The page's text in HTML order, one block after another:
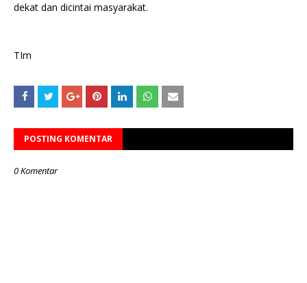
dekat dan dicintai masyarakat.
TIm
POSTING KOMENTAR
0 Komentar